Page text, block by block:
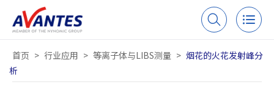
首页 > 行业应用 > 等离子体与LIBS测量 > 烟花的火花发射峰分
析